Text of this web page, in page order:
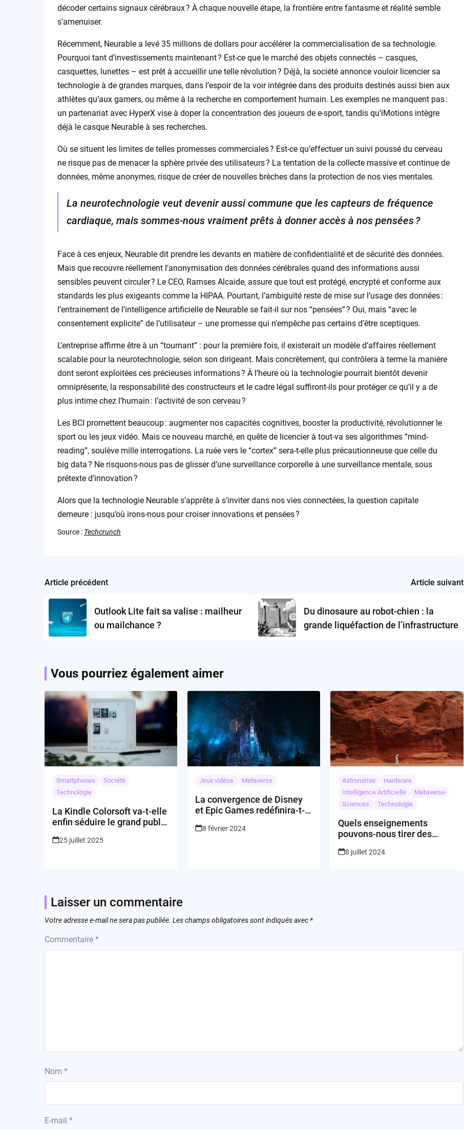
décoder certains signaux cérébraux ? À chaque nouvelle étape, la frontière entre fantasme et réalité semble
s’amenuiser.
Récemment, Neurable a levé 35 millions de dollars pour accélérer la commercialisation de sa technologie.
Pourquoi tant d’investissements maintenant ? Est-ce que le marché des objets connectés – casques,
casquettes, lunettes – est prêt à accueillir une telle révolution ? Déjà, la société annonce vouloir licencier sa
technologie à de grandes marques, dans l’espoir de la voir intégrée dans des produits destinés aussi bien aux
athlètes qu’aux gamers, ou même à la recherche en comportement humain. Les exemples ne manquent pas :
un partenariat avec HyperX vise à doper la concentration des joueurs de e-sport, tandis qu’iMotions intègre
déjà le casque Neurable à ses recherches.
Où se situent les limites de telles promesses commerciales ? Est-ce qu’effectuer un suivi poussé du cerveau
ne risque pas de menacer la sphère privée des utilisateurs ? La tentation de la collecte massive et continue de
données, même anonymes, risque de créer de nouvelles brèches dans la protection de nos vies mentales.
La neurotechnologie veut devenir aussi commune que les capteurs de fréquence
cardiaque, mais sommes-nous vraiment prêts à donner accès à nos pensées ?
Face à ces enjeux, Neurable dit prendre les devants en matière de confidentialité et de sécurité des données.
Mais que recouvre réellement l’anonymisation des données cérébrales quand des informations aussi
sensibles peuvent circuler ? Le CEO, Ramses Alcaide, assure que tout est protégé, encrypté et conforme aux
standards les plus exigeants comme la HIPAA. Pourtant, l’ambiguïté reste de mise sur l’usage des données :
l’entrainement de l’intelligence artificielle de Neurable se fait-il sur nos “pensées” ? Oui, mais “avec le
consentement explicite” de l’utilisateur – une promesse qui n’empêche pas certains d’être sceptiques.
L’entreprise affirme être à un “tournant” : pour la première fois, il existerait un modèle d’affaires réellement
scalable pour la neurotechnologie, selon son dirigeant. Mais concrètement, qui contrôlera à terme la manière
dont seront exploitées ces précieuses informations ? À l’heure où la technologie pourrait bientôt devenir
omniprésente, la responsabilité des constructeurs et le cadre légal suffiront-ils pour protéger ce qu’il y a de
plus intime chez l’humain : l’activité de son cerveau ?
Les BCI promettent beaucoup : augmenter nos capacités cognitives, booster la productivité, révolutionner le
sport ou les jeux vidéo. Mais ce nouveau marché, en quête de licencier à tout-va ses algorithmes “mind-
reading”, soulève mille interrogations. La ruée vers le “cortex” sera-t-elle plus précautionneuse que celle du
big data ? Ne risquons-nous pas de glisser d’une surveillance corporelle à une surveillance mentale, sous
prétexte d’innovation ?
Alors que la technologie Neurable s’apprête à s’inviter dans nos vies connectées, la question capitale
demeure : jusqu’où irons-nous pour croiser innovations et pensées ?
Source : Techcrunch
Post
navigation
Article précédent
Outlook Lite fait sa valise : mailheur
ou mailchance ?
Article suivant
Du dinosaure au robot-chien : la
grande liquéfaction de l’infrastructure
Vous pourriez également aimer
Smartphones
Société
Technologie
La Kindle Colorsoft va-t-elle
enfin séduire le grand public
25 juillet 2025
Jeux vidéos Metaverse
La convergence de Disney
et Epic Games redéfinira-t-
divertissement?
8 février 2024
Astronomie
Hardware
Intelligence Artificielle
Metaverse
Sciences
Technologie
Quels enseignements
pouvons-nous tirer des
NASA?
8 juillet 2024
Laisser un commentaire
Votre adresse e-mail ne sera pas publiée. Les champs obligatoires sont indiqués avec *
Commentaire *
Nom *
E-mail *